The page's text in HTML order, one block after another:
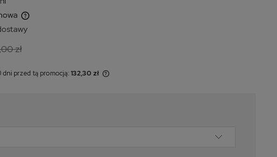
zł
dni przed tą promocją: 132,30 zł
cena od momentu, kiedy